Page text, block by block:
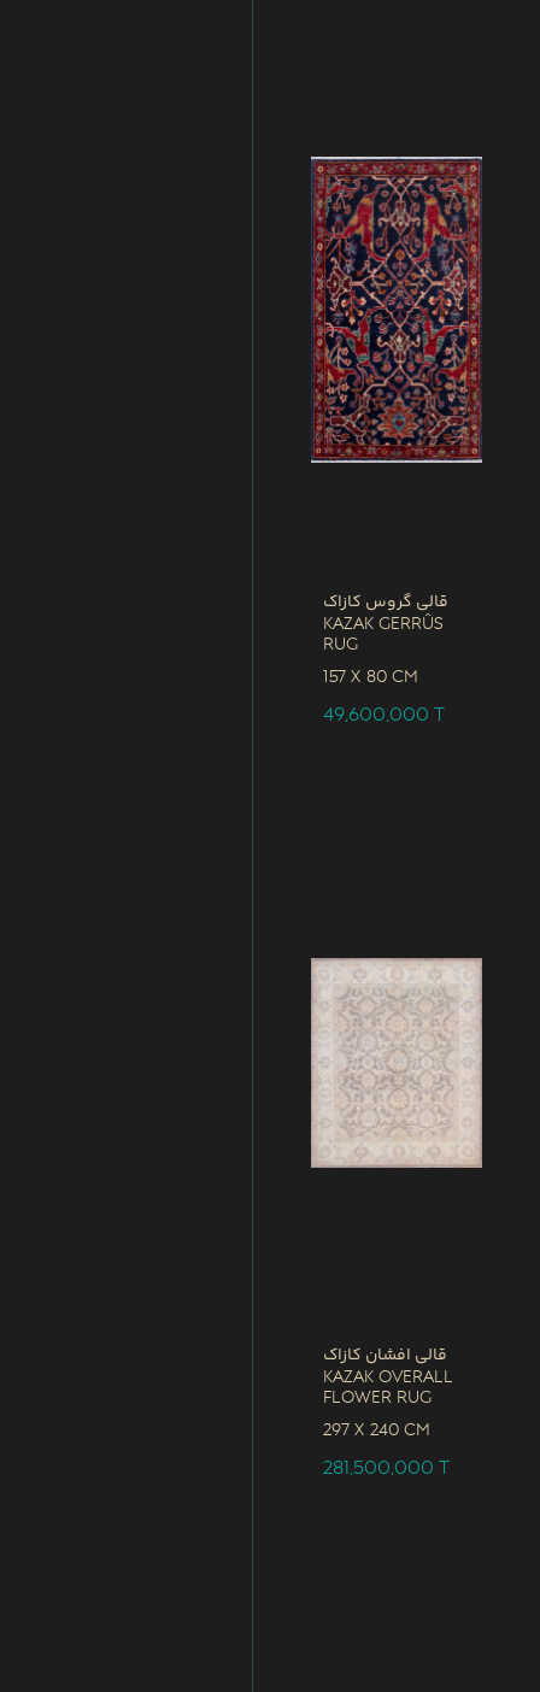
قالی گروس کازاک
Kazak Gerrûs
Rug
157 x 80 CM
49,600,000T
قالی افشان کازاک
Kazak Overall
Flower Rug
297 x 240 CM
281,500,000T